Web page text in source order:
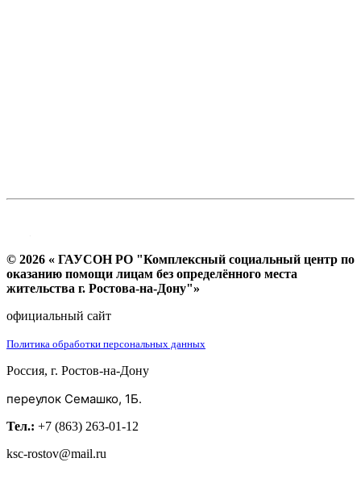
© 2026 « ГАУСОН РО "Комплексный социальный центр по
оказанию помощи лицам без определённого места
жительства г. Ростова-на-Дону"»
официальный сайт
Политика обработки персональных данных
Россия, г. Ростов-на-Дону
переулок Семашко, 1Б.
Тел.: +7 (863) 263-01-12
ksc-rostov@mail.ru